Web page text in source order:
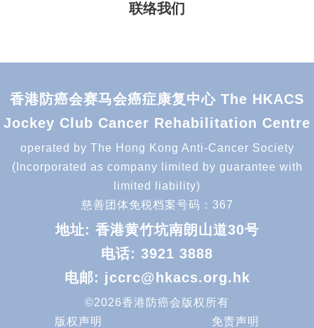
联络我们
香港防癌会赛马会癌症康复中心 The HKACS
Jockey Club Cancer Rehabilitation Centre
operated by The Hong Kong Anti-Cancer Society
(Incorporated as company limited by guarantee with
limited liability)
慈善团体免税档案号码：367
地址: 香港黄竹坑南朗山道30号
电话: 3921 3888
电邮: jccrc@hkacs.org.hk
©2026香港防癌会版权所有
版权声明
免责声明